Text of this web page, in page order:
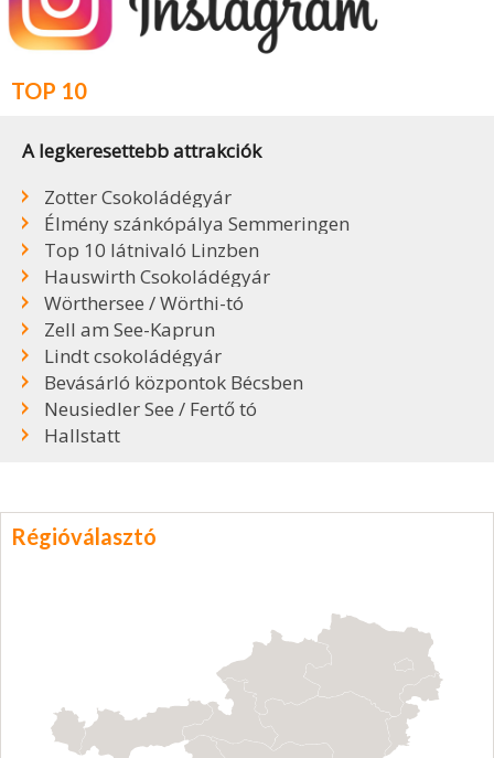
TOP 10
A legkeresettebb attrakciók
Zotter Csokoládégyár
Élmény szánkópálya Semmeringen
Top 10 látnivaló Linzben
Hauswirth Csokoládégyár
Wörthersee / Wörthi-tó
Zell am See-Kaprun
Lindt csokoládégyár
Bevásárló központok Bécsben
Neusiedler See / Fertő tó
Hallstatt
Régióválasztó